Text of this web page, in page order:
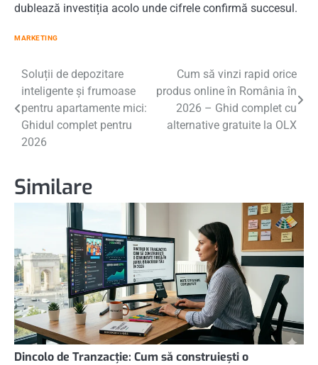
dublează investiția acolo unde cifrele confirmă succesul.
MARKETING
Navigare
în
articole
Soluții de depozitare
inteligente și frumoase
pentru apartamente mici:
Ghidul complet pentru
2026
Cum să vinzi rapid orice
produs online în România în
2026 – Ghid complet cu
alternative gratuite la OLX
Similare
Dincolo de Tranzacție: Cum să construiești o